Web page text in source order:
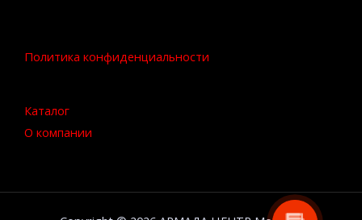
Политика конфиденциальности
Каталог
О компании